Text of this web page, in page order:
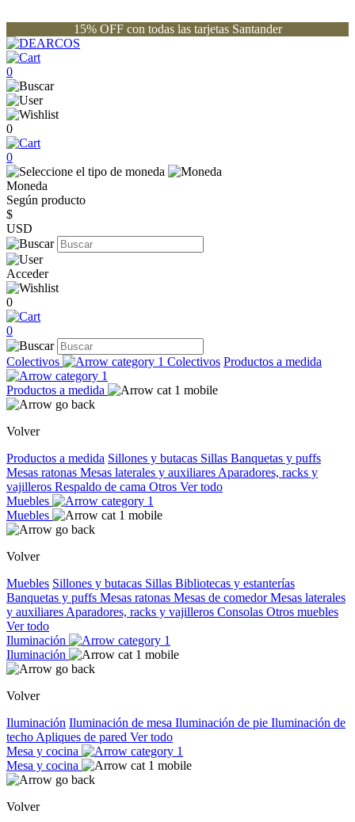
15% OFF con todas las tarjetas Santander
0
0
0
Moneda
Según producto
$
USD
Acceder
0
0
Colectivos Colectivos Productos a medida
Productos a medida
Volver
Productos a medida Sillones y butacas Sillas Banquetas y puffs
Mesas ratonas Mesas laterales y auxiliares Aparadores, racks y
vajilleros Respaldo de cama Otros Ver todo
Muebles
Muebles
Volver
Muebles Sillones y butacas Sillas Bibliotecas y estanterías
Banquetas y puffs Mesas ratonas Mesas de comedorMesas laterales
y auxiliares Aparadores, racks y vajilleros Consolas Otros muebles
Ver todo
Iluminación
Iluminación
Volver
Iluminación Iluminación de mesa Iluminación de pie Iluminación de
techo Apliques de pared Ver todo
Mesa y cocina
Mesa y cocina
Volver